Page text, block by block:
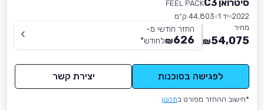
סיטרואן C3
FEEL PACK
2022 יד 1
44,803 ק״מ
מחיר
54,075
₪
החזר חודשי מ-
626
₪לחודש*
לפגישה בסוכנות יצירת קשר
*חישוב ההחזר מפורט בתקנון